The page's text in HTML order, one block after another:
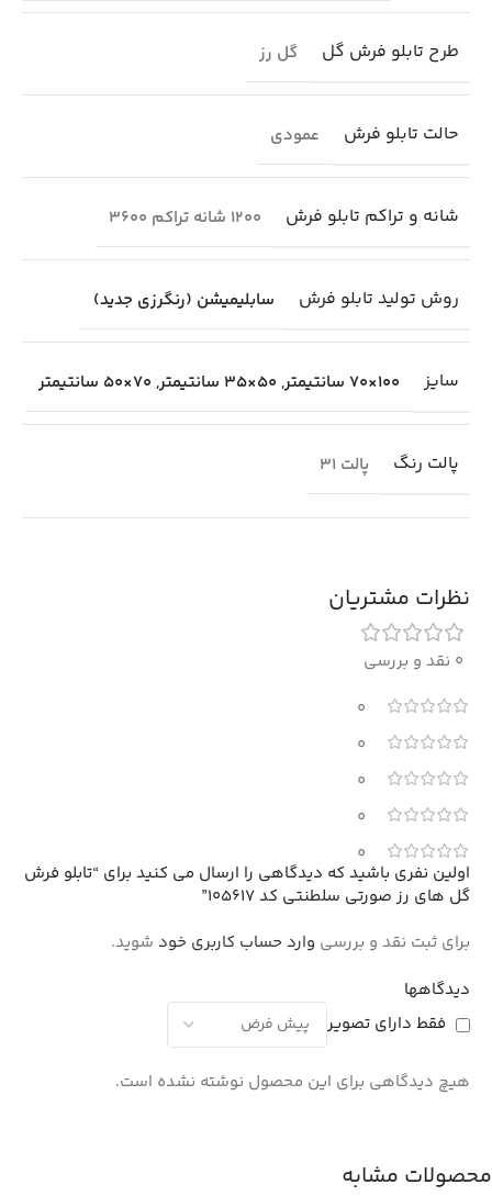
طرح تابلو فرش گل گل رز
حالت تابلو فرش عمودی
شانه و تراکم تابلو فرش 1200 شانه تراکم 3600
روش تولید تابلو فرش سابلیمیشن (رنگرزی جدید)
سایز 100×70 سانتیمتر , 50×35 سانتیمتر , 70×50 سانتیمتر
پالت رنگ پالت 31
نظرات مشتریان
0 نقد و بررسی
0
0
0
0
0
دیدگاهها
فقط دارای تصویر
هیچ دیدگاهی برای این محصول نوشته نشده است.
اولین نفری باشید که دیدگاهی را ارسال می کنید برای “تابلو فرش
گل های رز صورتی سلطنتی کد 105617”
برای ثبت نقد و بررسی وارد حساب کاربری خود شوید.
محصولات مشابه